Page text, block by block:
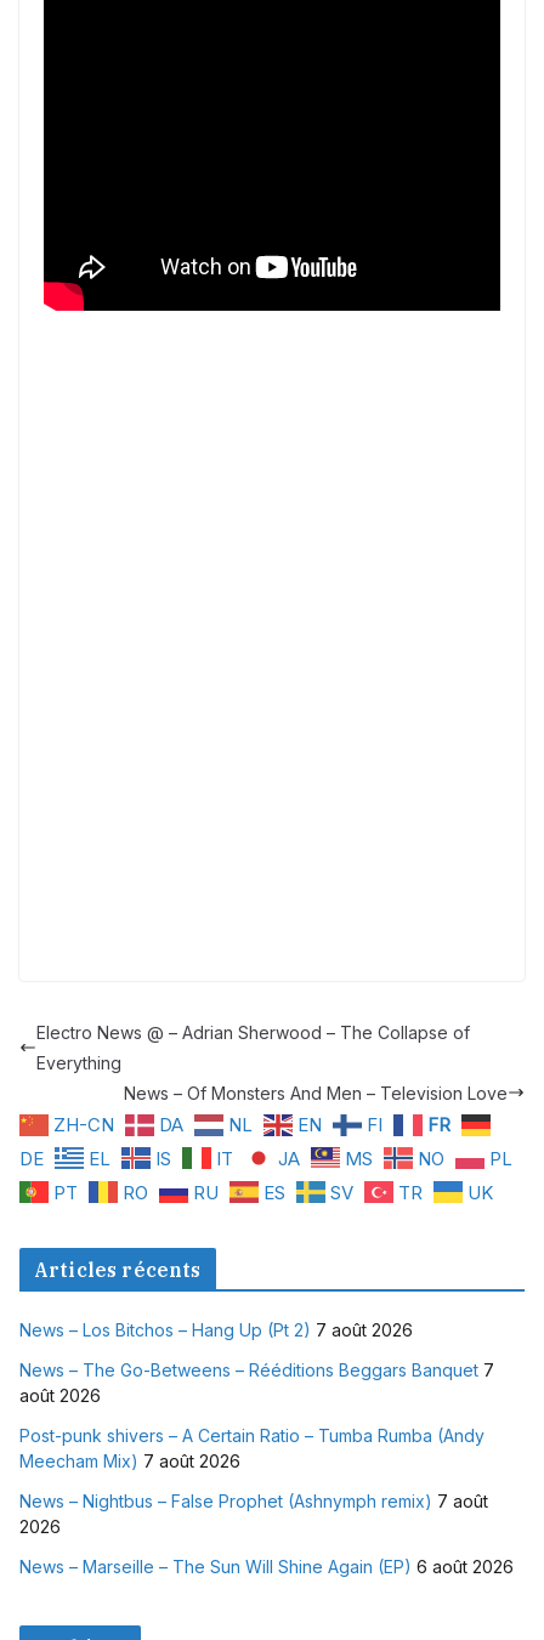
Electro News @ – Adrian Sherwood – The Collapse of
Everything
News – Of Monsters And Men – Television Love
ZH-CN DA NL EN FI
FR
DE
EL IS IT JA MS NO
PL
PT
RO RU ES SV TR UK
Articles récents
News – Los Bitchos – Hang Up (Pt 2) 7 août 2026
News – The Go-Betweens – Rééditions Beggars Banquet 7
août 2026
Post-punk shivers – A Certain Ratio – Tumba Rumba (Andy
Meecham Mix) 7 août 2026
News – Nightbus – False Prophet (Ashnymph remix) 7 août
2026
News – Marseille – The Sun Will Shine Again (EP) 6 août 2026